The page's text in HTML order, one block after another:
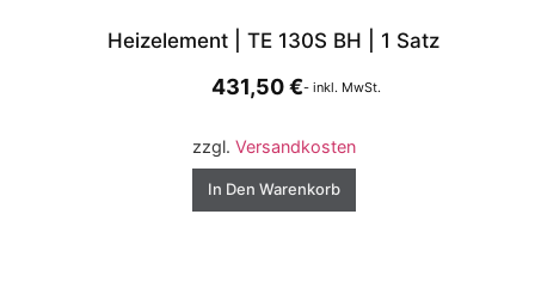
Heizelement | TE 130S BH | 1 Satz
431,50€- inkl. MwSt.
In Den Warenkorb
zzgl. Versandkosten